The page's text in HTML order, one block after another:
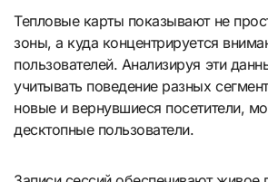
Тепловые карты показывают не
зоны, а куда концентрируется
пользователей. Анализируя эти
учитывать поведение разных
новые и вернувшиеся посетители,
десктопные пользователи.